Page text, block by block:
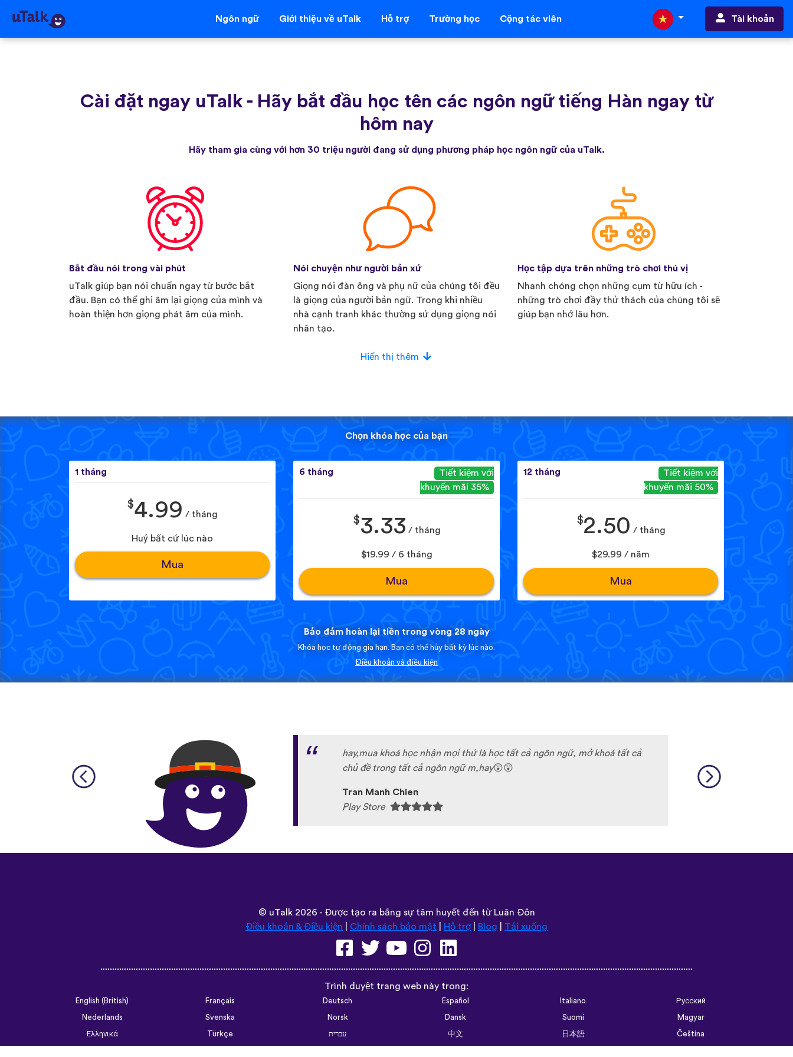
Ngôn ngữ Giới thiệu về uTalk Hỗ trợ Trường học Cộng tác viên Tài khoản
Cài đặt ngay uTalk - Hãy bắt đầu học tên các ngôn ngữ tiếng Hàn ngay từ
hôm nay
Hãy tham gia cùng với hơn 30 triệu người đang sử dụng phương pháp học ngôn ngữ của uTalk.
Bắt đầu nói trong vài phút
uTalk giúp bạn nói chuẩn ngay từ bước bắt
đầu. Bạn có thể ghi âm lại giọng của mình và
hoàn thiện hơn giọng phát âm của mình.
Nói chuyện như người bản xứ
Giọng nói đàn ông và phụ nữ của chúng tôi đều
là giọng của người bản ngữ. Trong khi nhiều
nhà cạnh tranh khác thường sử dụng giọng nói
nhân tạo.
Học tập dựa trên những trò chơi thú vị
Nhanh chóng chọn những cụm từ hữu ích -
những trò chơi đầy thử thách của chúng tôi sẽ
giúp bạn nhớ lâu hơn.
Hiển thị thêm
Chọn khóa học của bạn
1 tháng
$4.99 / tháng
Huỷ bất cứ lúc nào
Mua
6 tháng
Tiết kiệm với
khuyến mãi 35%
$3.33 / tháng
$19.99 / 6 tháng
Mua
12 tháng
Tiết kiệm với
khuyến mãi 50%
$2.50 / tháng
$29.99 / năm
Mua
Bảo đảm hoàn lại tiền trong vòng 28 ngày
Khóa học tự động gia hạn. Bạn có thể hủy bất kỳ lúc nào.
Điều khoản và điều kiện
hay,mua khoá học nhận mọi thứ là học tất cả ngôn ngữ, mở khoá tất cả
chủ đề trong tất cả ngôn ngữ m,hay😲😲
Tran Manh Chien
Play Store
© uTalk2026 - Được tạo ra bằng sự tâm huyết đến từ Luân Đôn
Điều khoản & Điều kiện
Chính sách bảo mật Hỗ trợ| Blog Tải xuống
Trình duyệt trang web này trong:
English (British) Français Deutsch Español Italiano
Русский
Nederlands
Svenska Norsk Dansk Suomi
Magyar
Ελληνικά
Türkçe עברית 中文 日本語
Čeština